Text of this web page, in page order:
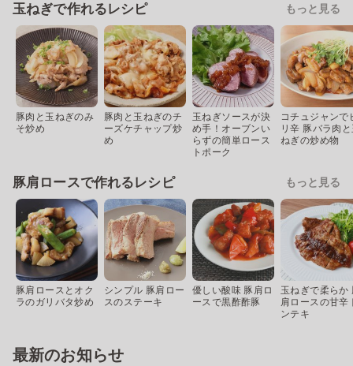
玉ねぎで作れるレシピ もっと見る
豚肉と玉ねぎのみ
そ炒め
豚肉と玉ねぎのチ
ーズケチャップ炒
め
玉ねぎソースが決
め手！オーブンい
らずの簡単ロース
トポーク
コチュジャンで
リ辛 豚バラ肉
ねぎの炒め物
豚肩ロースで作れるレシピ もっと見る
豚肩ロースとオク
ラのガリバタ炒め
シンプル 豚肩ロー
スのステーキ
優しい酸味 豚肩ロ
ースで黒酢酢豚
玉ねぎで柔らか
肩ロースの甘辛
ンテキ
最新のお知らせ